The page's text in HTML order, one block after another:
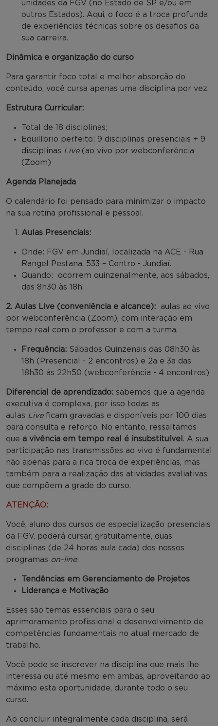
unidades da FGV (no Estado de SP e/ou em
outros Estados). Aqui, o foco é a troca profunda
de experiências técnicas sobre os desafios da
sua carreira.
Dinâmica e organização do curso
Para garantir foco total e melhor absorção do
conteúdo, você cursa apenas uma disciplina por vez.
Estrutura Curricular:
Total de 18 disciplinas;
Equilíbrio perfeito: 9 disciplinas presenciais + 9
disciplinas Live(ao vivo por webconferência
(Zoom)
Agenda Planejada
O calendário foi pensado para minimizar o impacto
na sua rotina profissional e pessoal.
Aulas Presenciais:
Onde: FGV em Jundiaí, localizada na ACE - Rua
Rangel Pestana, 533 – Centro - Jundiaí.
Quando: ocorrem quinzenalmente, aos sábados,
das 8h30 às 18h.
2. Aulas Live (conveniência e alcance):
aulas ao vivo
por webconferência (Zoom), com interação em
tempo real com o professor e com a turma.
Frequência: Sábados Quinzenais das 08h30 às
18h (Presencial - 2 encontros) e 2a e 3a das
18h30 às 22h50 (webconferência - 4 encontros)
Diferencial de aprendizado: sabemos que a agenda
executiva é complexa, por isso todas as
aulas Liveficam gravadas e disponíveis por 100 dias
para consulta e reforço. No entanto, ressaltamos
que a vivência em tempo real é insubstituível . A sua
participação nas transmissões ao vivo é fundamental
não apenas para a rica troca de experiências, mas
também para a realização das atividades avaliativas
que compõem a grade do curso.
ATENÇÃO:
Você, aluno dos cursos de especialização presenciais
da FGV, poderá cursar, gratuitamente, duas
disciplinas (de 24 horas aula cada) dos nossos
programas on-line:
Tendências em Gerenciamento de Projetos
Liderança e Motivação
Esses são temas essenciais para o seu
aprimoramento profissional e desenvolvimento de
competências fundamentais no atual mercado de
trabalho.
Você pode se inscrever na disciplina que mais lhe
interessa ou até mesmo em ambas, aproveitando ao
máximo esta oportunidade, durante todo o seu
curso.
Ao concluir integralmente cada disciplina, será